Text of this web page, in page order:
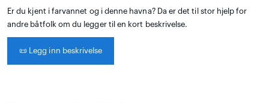
Er du kjent i farvannet og i denne havna? Da er det til stor hjelp for
andre båtfolk om du legger til en kort beskrivelse.
📜 Legg inn beskrivelse